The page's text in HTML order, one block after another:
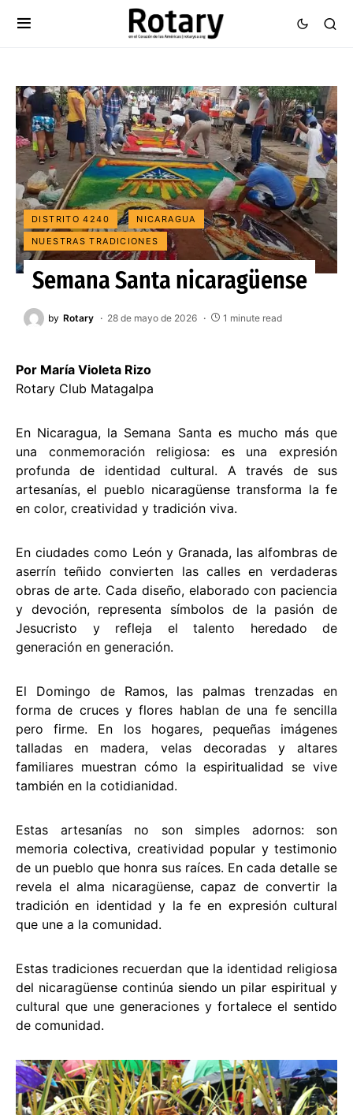
DISTRITO 4240
NICARAGUA
NUESTRAS TRADICIONES
Semana Santa nicaragüense
by Rotary 28 de mayo de 2026 1 minute read
Por María Violeta Rizo
Rotary Club Matagalpa
En Nicaragua, la Semana Santa es mucho más que
una conmemoración religiosa: es una expresión
profunda de identidad cultural. A través de sus
artesanías, el pueblo nicaragüense transforma la fe
en color, creatividad y tradición viva.
En ciudades como León y Granada, las alfombras de
aserrín teñido convierten las calles en verdaderas
obras de arte. Cada diseño, elaborado con paciencia
y devoción, representa símbolos de la pasión de
Jesucristo y refleja el talento heredado de
generación en generación.
El Domingo de Ramos, las palmas trenzadas en
forma de cruces y flores hablan de una fe sencilla
pero firme. En los hogares, pequeñas imágenes
talladas en madera, velas decoradas y altares
familiares muestran cómo la espiritualidad se vive
también en la cotidianidad.
Estas artesanías no son simples adornos: son
memoria colectiva, creatividad popular y testimonio
de un pueblo que honra sus raíces. En cada detalle se
revela el alma nicaragüense, capaz de convertir la
tradición en identidad y la fe en expresión cultural
que une a la comunidad.
Estas tradiciones recuerdan que la identidad religiosa
del nicaragüense continúa siendo un pilar espiritual y
cultural que une generaciones y fortalece el sentido
de comunidad.